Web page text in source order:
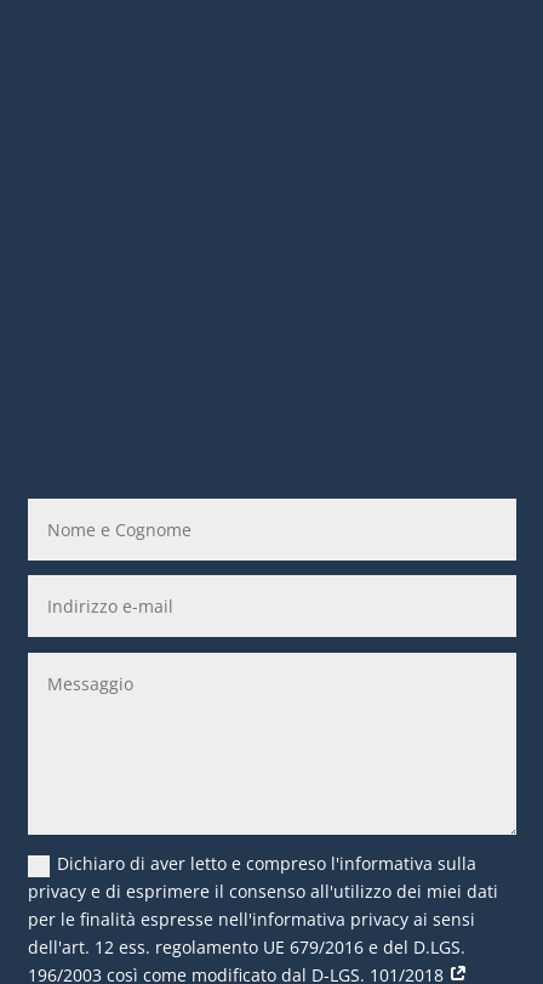
Dichiaro di aver letto e compreso l'informativa sulla
privacy e di esprimere il consenso all'utilizzo dei miei dati
per le finalità espresse nell'informativa privacy ai sensi
dell'art. 12 ess. regolamento UE 679/2016 e del D.LGS.
196/2003 così come modificato dal D-LGS. 101/2018